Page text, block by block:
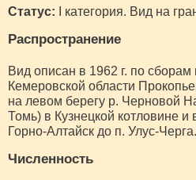
Статус: I категория. Вид на
Распространение
Вид описан в 1962 г. по сборам
Кемеровской области
на левом берегу р. Черновой
Томь) в Кузнецкой котловине и
Горно-Алтайск до п. Улус-Черга.
Численность